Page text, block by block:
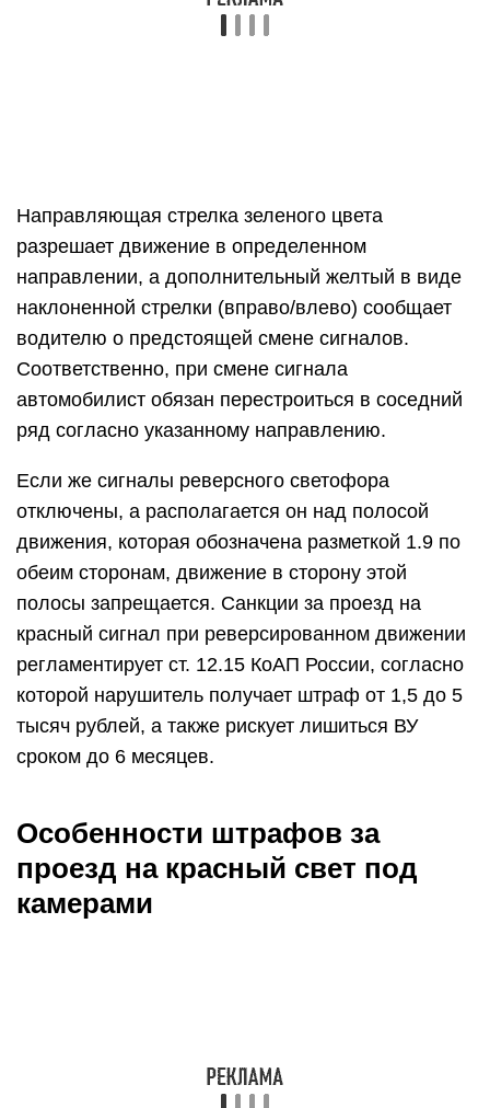
Направляющая стрелка зеленого цвета
разрешает движение в определенном
направлении, а дополнительный желтый в виде
наклоненной стрелки (вправо/влево) сообщает
водителю о предстоящей смене сигналов.
Соответственно, при смене сигнала
автомобилист обязан перестроиться в соседний
ряд согласно указанному направлению.
Если же сигналы реверсного светофора
отключены, а располагается он над полосой
движения, которая обозначена разметкой 1.9 по
обеим сторонам, движение в сторону этой
полосы запрещается. Санкции за проезд на
красный сигнал при реверсированном движении
регламентирует ст. 12.15 КоАП России, согласно
которой нарушитель получает штраф от 1,5 до 5
тысяч рублей, а также рискует лишиться ВУ
сроком до 6 месяцев.
Особенности штрафов за
проезд на красный свет под
камерами